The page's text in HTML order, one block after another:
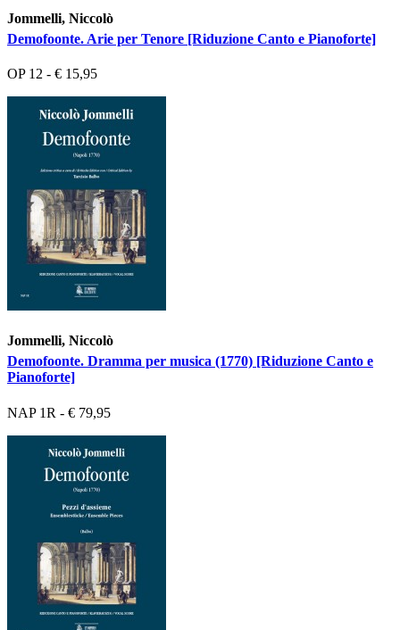
Jommelli, Niccolò
Demofoonte. Arie per Tenore [Riduzione Canto e Pianoforte]
OP 12 - € 15,95
Jommelli, Niccolò
Demofoonte. Dramma per musica (1770) [Riduzione Canto e
Pianoforte]
NAP 1R - € 79,95